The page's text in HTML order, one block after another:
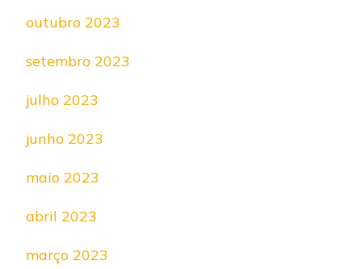
outubro 2023
setembro 2023
julho 2023
junho 2023
maio 2023
abril 2023
março 2023